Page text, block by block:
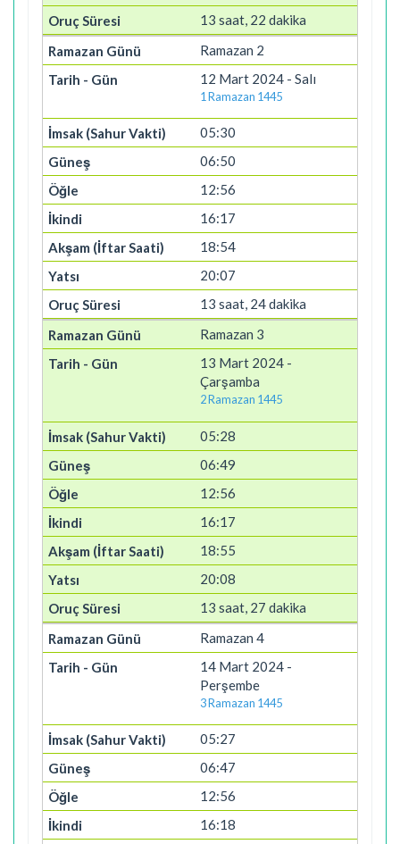
13 saat, 22 dakika
Ramazan 2
12 Mart 2024 - Salı
1 Ramazan 1445
05:30
06:50
12:56
16:17
18:54
20:07
13 saat, 24 dakika
Ramazan 3
13 Mart 2024 -
Çarşamba
2 Ramazan 1445
05:28
06:49
12:56
16:17
18:55
20:08
13 saat, 27 dakika
Ramazan 4
14 Mart 2024 -
Perşembe
3 Ramazan 1445
05:27
06:47
12:56
16:18